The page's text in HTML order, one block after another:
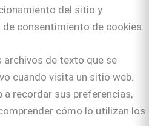
del sitio y
consentimiento de cookies.
archivos de texto que se
cuando visita un sitio web.
a recordar sus preferencias,
cómo lo utilizan los